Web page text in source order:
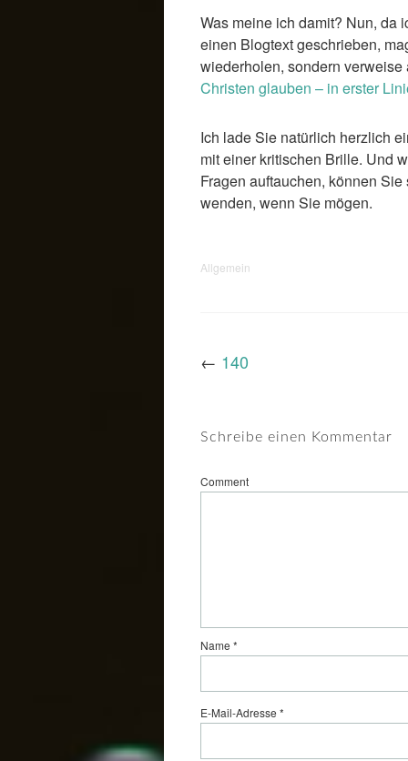
Was meine ich damit? Nun, da
einen Blogtext geschrieben,
wiederholen, sondern
Christen glauben – in erster
Ich lade Sie natürlich herzlich
mit einer kritischen Brille. Und
Fragen auftauchen, können
wenden, wenn Sie mögen.
Allgemein
← 140
Schreibe einen Kommentar
Comment
Name *
E-Mail-Adresse *